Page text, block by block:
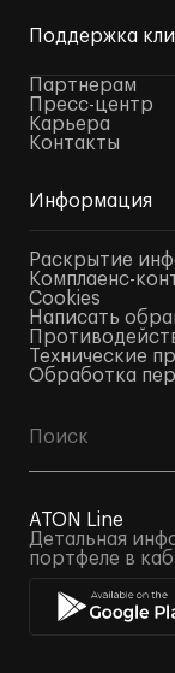
Поддержка
Партнерам
Пресс-центр
Карьера
Контакты
Информация
Раскрытие
Комплаенс-
Cookies
Написать
Технические
Обработка
ATON Line
Детальная
портфеле в